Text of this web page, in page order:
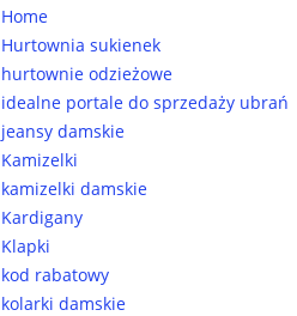
Home
Hurtownia sukienek
hurtownie odzieżowe
idealne portale do sprzedaży ubrań
jeansy damskie
Kamizelki
kamizelki damskie
Kardigany
Klapki
kod rabatowy
kolarki damskie